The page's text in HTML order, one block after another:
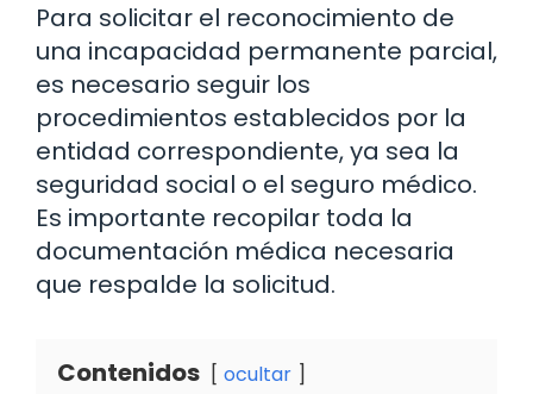
Para solicitar el reconocimiento de
una incapacidad permanente parcial,
es necesario seguir los
procedimientos establecidos por la
entidad correspondiente, ya sea la
seguridad social o el seguro médico.
Es importante recopilar toda la
documentación médica necesaria
que respalde la solicitud.
Contenidos ocultar